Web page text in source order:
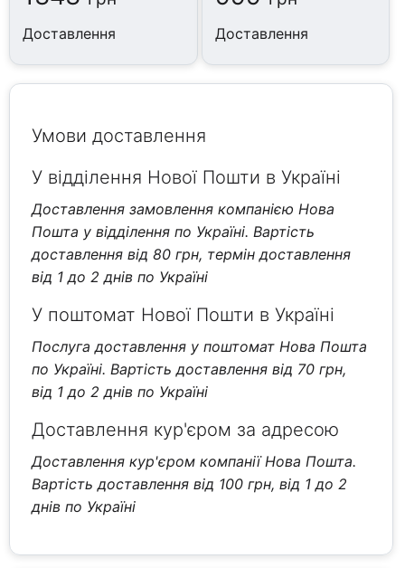
Доставлення Доставлення
Умови доставлення
У відділення Нової Пошти в Україні
Доставлення замовлення компанією Нова
Пошта у відділення по Україні. Вартість
доставлення від 80 грн, термін доставлення
від 1 до 2 днів по Україні
У поштомат Нової Пошти в Україні
Послуга доставлення у поштомат Нова Пошта
по Україні. Вартість доставлення від 70 грн,
від 1 до 2 днів по Україні
Доставлення кур'єром за адресою
Доставлення кур'єром компанії Нова Пошта.
Вартість доставлення від 100 грн, від 1 до 2
днів по Україні